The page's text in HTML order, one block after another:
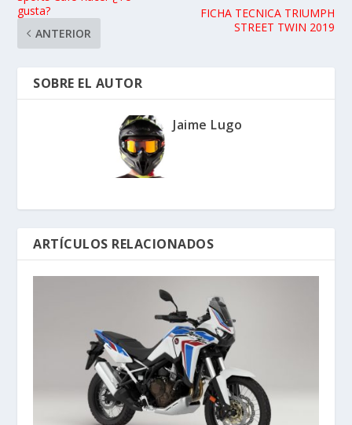
gusta?
ANTERIOR
FICHA TECNICA TRIUMPH
STREET TWIN 2019
SOBRE EL AUTOR
Jaime Lugo
ARTÍCULOS RELACIONADOS